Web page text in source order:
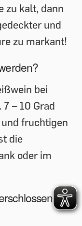
zu kalt, dann
und
zu markant!
bei
– 10 Grad
fruchtigen
die
oder im